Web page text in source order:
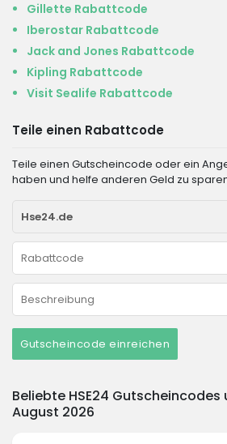
Gillette Rabattcode
Iberostar Rabattcode
Jack and Jones Rabattcode
Kipling Rabattcode
Visit Sealife Rabattcode
Teile einen Rabattcode
Teile einen Gutscheincode oder ein
haben und helfe anderen Geld zu
Gutscheincode einreichen
Beliebte HSE24
August 2026